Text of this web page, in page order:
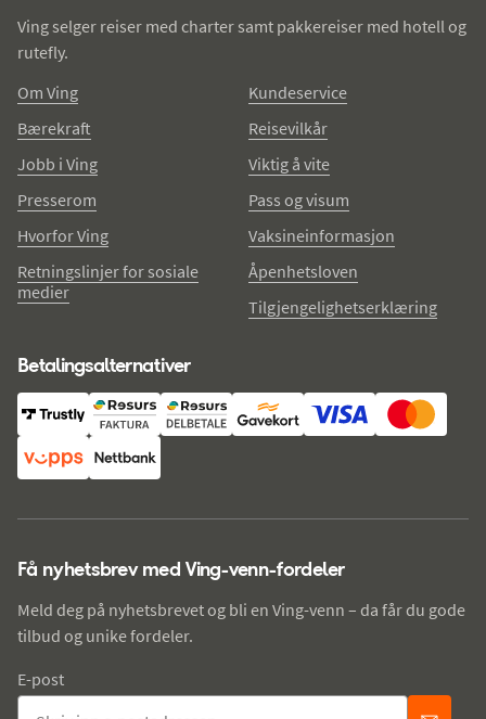
Ving selger reiser med charter samt pakkereiser med hotell og
rutefly.
Om Ving
Bærekraft
Jobb i Ving
Presserom
Hvorfor Ving
Retningslinjer for sosiale
medier
Kundeservice
Reisevilkår
Viktig å vite
Pass og visum
Vaksineinformasjon
Åpenhetsloven
Tilgjengelighetserklæring
Betalingsalternativer
Få nyhetsbrev med Ving-venn-fordeler
Meld deg på nyhetsbrevet og bli en Ving-venn – da får du gode
tilbud og unike fordeler.
E-post